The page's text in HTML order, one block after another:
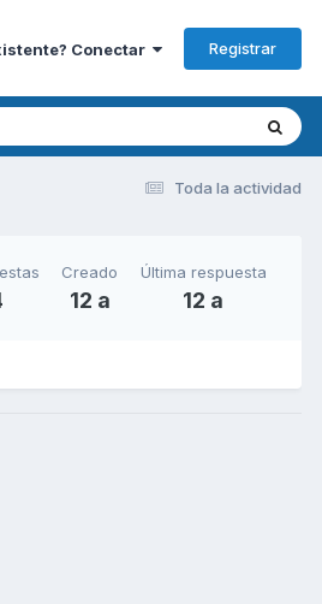
Conectar Registrar
Toda la actividad
Creado
12 a
Última respuesta
12 a